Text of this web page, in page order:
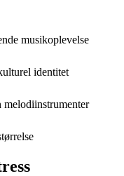
musikoplevelse
identitet
melodiinstrumenter